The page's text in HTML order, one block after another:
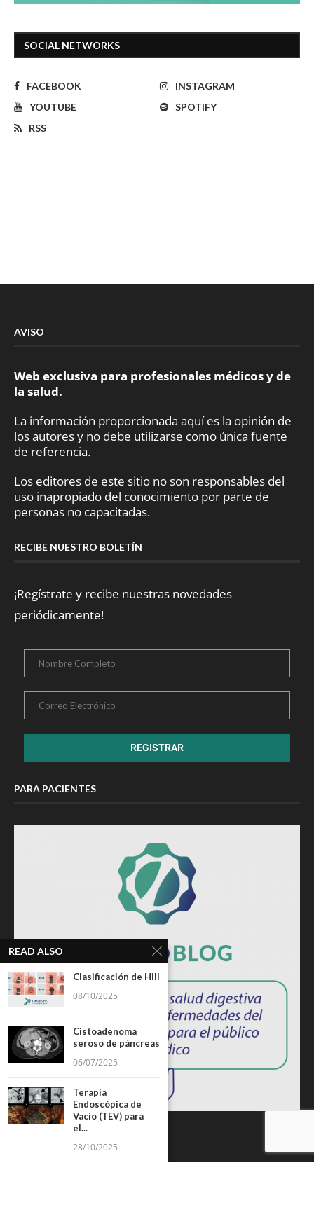
SOCIAL NETWORKS
FACEBOOK
INSTAGRAM
YOUTUBE
SPOTIFY
RSS
AVISO
Web exclusiva para profesionales médicos y de
la salud.
La información proporcionada aquí es la opinión de
los autores y no debe utilizarse como única fuente
de referencia.
Los editores de este sitio no son responsables del
uso inapropiado del conocimiento por parte de
personas no capacitadas.
RECIBE NUESTRO BOLETÍN
¡Regístrate y recibe nuestras novedades
periódicamente!
PARA PACIENTES
READ ALSO
Clasificación de Hill
08/10/2025
Cistoadenoma
seroso de páncreas
06/07/2025
Terapia
Endoscópica de
Vacío (TEV) para
el...
28/10/2025